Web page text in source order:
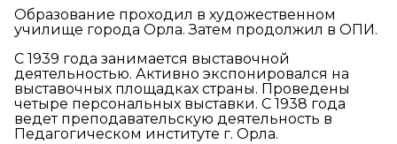
Образование проходил в художественном
училище города Орла. Затем продолжил в ОПИ.
С 1939 года занимается выставочной
деятельностью. Активно экспонировался на
выставочных площадках страны. Проведены
четыре персональных выставки. С 1938 года
ведет преподавательскую деятельность в
Педагогическом институте г. Орла.